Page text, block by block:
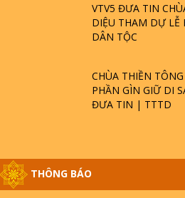
VTV5 ĐƯA TIN
DIỆU THAM DỰ LỄ
DÂN TỘC
CHÙA THIỀN
PHẦN GÌN GIỮ DI
ĐƯA TIN | TTTD
THÔNG BÁO
GIẢI ĐÁP ĐẶC BIỆT